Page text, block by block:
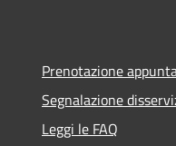
Prenotazione
Segnalazione
Leggi le FAQ